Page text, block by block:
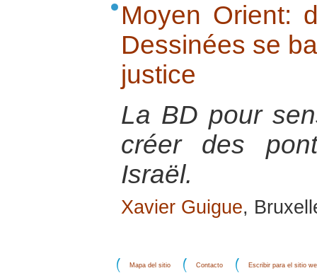
Moyen Orient:
Dessinées se
justice
La BD pour
créer des
Israël.
Xavier Guigue,
Mapa del sitio Contacto Escribir para el sitio